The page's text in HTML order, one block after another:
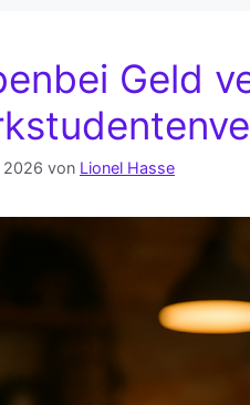
Geld
2026 von Lionel Hasse